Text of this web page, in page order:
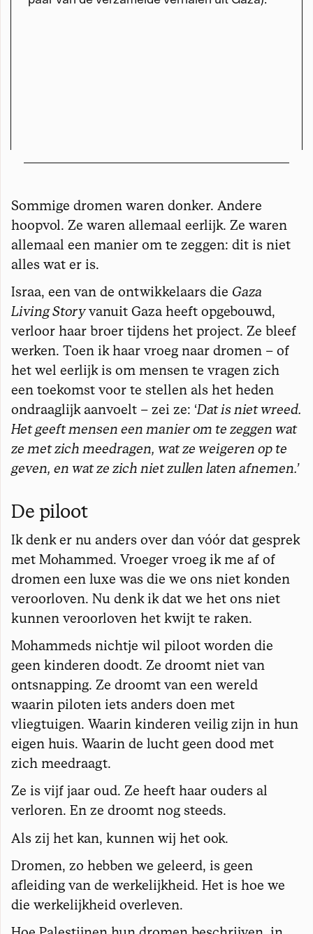
Sommige dromen waren donker. Andere
hoopvol. Ze waren allemaal eerlijk. Ze waren
allemaal een manier om te zeggen: dit is niet
alles wat er is.
Israa, een van de ontwikkelaars die Gaza
Living Storyvanuit Gaza heeft opgebouwd,
verloor haar broer tijdens het project. Ze bleef
werken. Toen ik haar vroeg naar dromen – of
het wel eerlijk is om mensen te vragen zich
een toekomst voor te stellen als het heden
ondraaglijk aanvoelt – zei ze: ‘Dat is niet wreed.
Het geeft mensen een manier om te zeggen wat
ze met zich meedragen, wat ze weigeren op te
geven, en wat ze zich niet zullen laten afnemen.’
De piloot
Ik denk er nu anders over dan vóór dat gesprek
met Mohammed. Vroeger vroeg ik me af of
dromen een luxe was die we ons niet konden
veroorloven. Nu denk ik dat we het ons niet
kunnen veroorloven het kwijt te raken.
Mohammeds nichtje wil piloot worden die
geen kinderen doodt. Ze droomt niet van
ontsnapping. Ze droomt van een wereld
waarin piloten iets anders doen met
vliegtuigen. Waarin kinderen veilig zijn in hun
eigen huis. Waarin de lucht geen dood met
zich meedraagt.
Ze is vijf jaar oud. Ze heeft haar ouders al
verloren. En ze droomt nog steeds.
Als zij het kan, kunnen wij het ook.
Dromen, zo hebben we geleerd, is geen
afleiding van de werkelijkheid. Het is hoe we
die werkelijkheid overleven.